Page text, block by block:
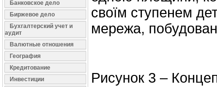
Банковское дело
Биржевое дело
Бухгалтерский учет и
аудит
Валютные отношения
География
Кредитование
Инвестиции
своїм ступенем
мережа,
Рисунок 3 –